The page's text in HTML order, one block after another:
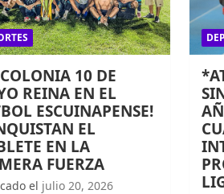
10 DE
REINA EN EL
ESCUINAPENSE!
EL
EN LA
FUERZA
el julio 20, 2026